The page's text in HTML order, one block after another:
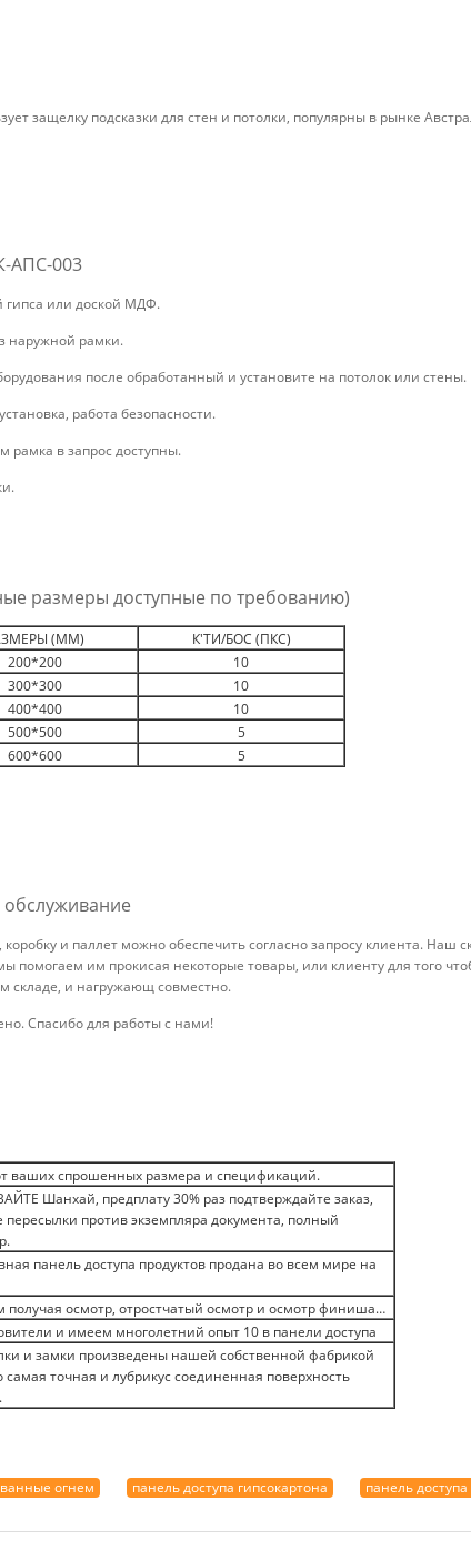
защелку подсказки для стен и потолки, популярны в рынке
АПС-003
гипса или доской МДФ.
наружной рамки.
после обработанный и установите на потолок или стены.
работа безопасности.
рамка в запрос доступны.
размеры доступные по требованию)
(ММ)
К'ТИ/БОС (ПКС)
200*200
10
300*300
10
400*400
10
500*500
5
600*600 5
обслуживание
коробку и паллет можно обеспечить согласно запросу клиента.
помогаем им прокисая некоторые товары, или клиенту для того
складе, и нагружающ совместно.
Спасибо для работы с нами!
ваших спрошенных размера и спецификаций.
Шанхай, предплату 30% раз подтверждайте заказ,
пересылки против экземпляра документа, полный
панель доступа продуктов продана во всем мире на
осмотр, отростчатый осмотр и осмотр финиша…
и имеем многолетний опыт 10 в панели доступа
и замки произведены нашей собственной фабрикой
самая точная и лубрикус соединенная поверхность
огнем панель доступа гипсокартона панель доступа